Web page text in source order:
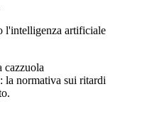
l'intelligenza artificiale